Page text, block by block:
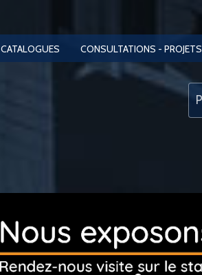
CATALOGUES CONSULTATIONS - PROJETS